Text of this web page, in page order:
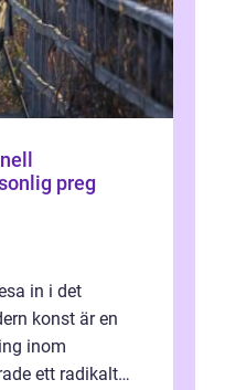
preg
in i det
konst är en
inom
ett radikalt